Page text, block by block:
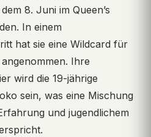
8. Juni im Queen’s
In einem
hat sie eine Wildcard für
Ihre
wird die 19-jährige
sein, was eine Mischung
und jugendlichem